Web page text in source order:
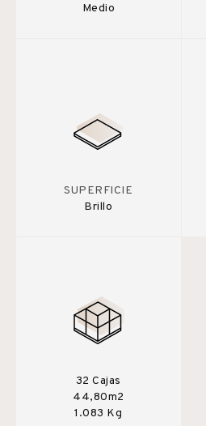
Medio
SUPERFICIE
Brillo
32 Cajas
44,80m2
1.083 Kg